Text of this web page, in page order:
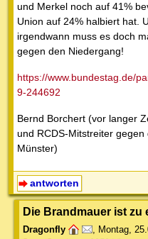
und Merkel noch auf 41%
Union auf 24% halbiert hat.
irgendwann muss es doch
gegen den Niedergang!
https://www.bundestag.de/
9-244692
Bernd Borchert (vor langer
und RCDS-Mitstreiter
Münster)
antworten
Die Brandmauer ist zu
Dragonfly , Montag,